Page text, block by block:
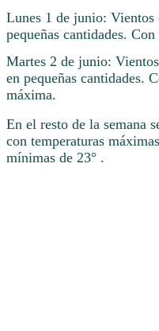
Lunes 1 de junio: Vientos
pequeñas cantidades.
Martes 2 de junio:
en pequeñas cantidades.
máxima.
En el resto de la semana
con temperaturas
mínimas de 23° .